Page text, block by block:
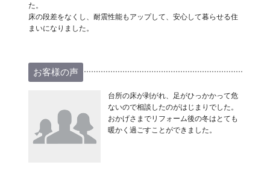
た。
床の段差をなくし、耐震性能もアップして、安心して暮らせる住
まいになりました。
お客様の声
台所の床が剥がれ、足がひっかかって危
ないので相談したのがはじまりでした。
おかげさまでリフォーム後の冬はとても
暖かく過ごすことができました。